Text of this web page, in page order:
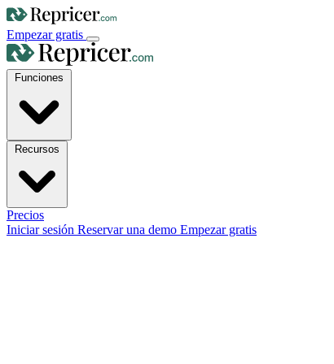
Empezar gratis
Precios
Iniciar sesión Reservar una demo Empezar gratis